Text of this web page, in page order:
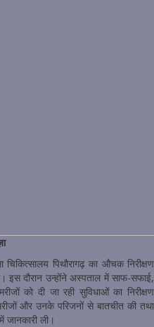
चिकित्सालय पिथौरागढ़ का औचक निरीक्षण
इस दौरान उन्होंने अस्पताल में साफ-सफाई,
को दी जा रही सुविधाओं का निरीक्षण
और उनके परिजनों से बातचीत की तथा
जानकारी ली।